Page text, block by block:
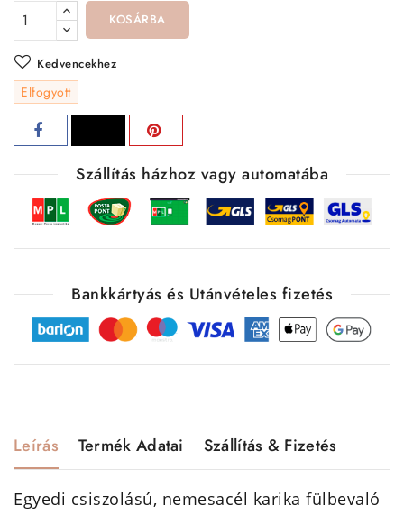
KOSÁRBA
Kedvencekhez
Elfogyott
Szállítás házhoz vagy automatába
Bankkártyás és Utánvételes fizetés
Leírás Termék Adatai Szállítás & Fizetés
Egyedi csiszolású, nemesacél karika fülbevaló